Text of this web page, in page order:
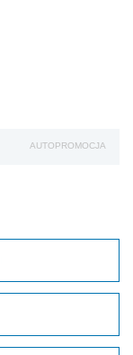
AUTOPROMOCJA